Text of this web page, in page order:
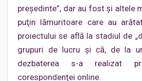
preşedinte”, dar au fost şi altele
puţin lămuritoare care au
proiectului se află la stadiul de
grupuri de lucru şi că, de la
dezbaterea s-a realizat
corespondenţei online.